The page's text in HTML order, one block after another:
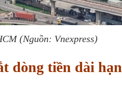
(Nguồn: Vnexpress)
dòng tiền dài hạn